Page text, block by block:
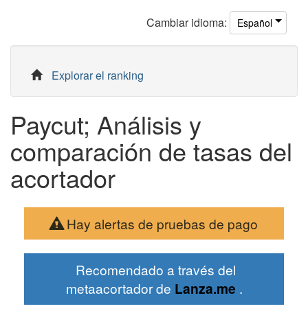
Cambiar idioma: Español
Explorar el ranking
Paycut; Análisis y
comparación de tasas del
acortador
Hay alertas de pruebas de pago
Recomendado a través del
metaacortador de Lanza.me .